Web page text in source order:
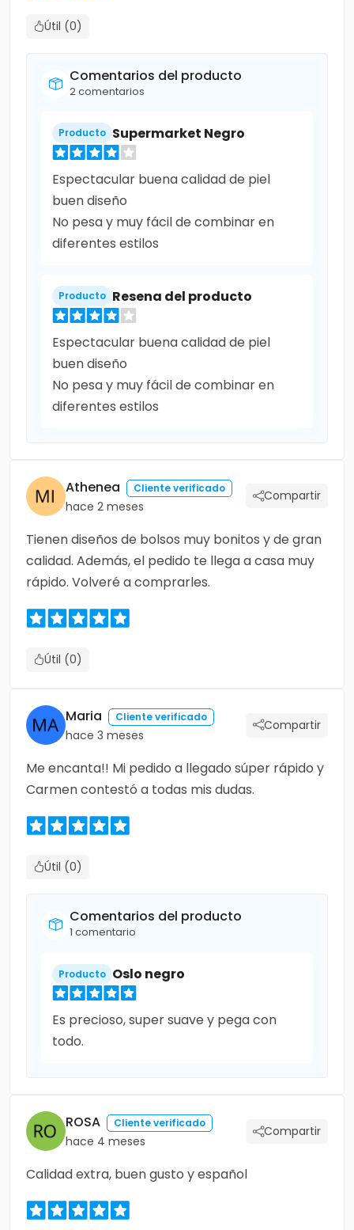
Útil (0)
Comentarios del producto
2 comentarios
Producto Supermarket Negro
Espectacular buena calidad de piel
buen diseño
No pesa y muy fácil de combinar en
diferentes estilos
Producto Resena del producto
Espectacular buena calidad de piel
buen diseño
No pesa y muy fácil de combinar en
diferentes estilos
Athenea Cliente verificado
hace 2 meses
Compartir
Tienen diseños de bolsos muy bonitos y de gran
calidad. Además, el pedido te llega a casa muy
rápido. Volveré a comprarles.
Útil (0)
Maria Cliente verificado
hace 3 meses
Compartir
Me encanta!! Mi pedido a llegado súper rápido y
Carmen contestó a todas mis dudas.
Útil (0)
Comentarios del producto
1 comentario
Producto Oslo negro
Es precioso, super suave y pega con
todo.
ROSA Cliente verificado
hace 4 meses
Compartir
Calidad extra, buen gusto y español